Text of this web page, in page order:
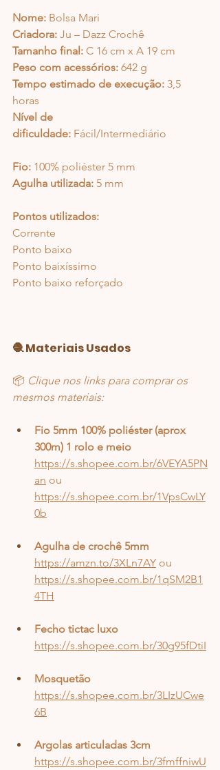
Nome: Bolsa Mari
Criadora: Ju – Dazz Crochê
Tamanho final: C 16 cm x A 19 cm
Peso com acessórios: 642 g
Tempo estimado de execução: 3,5
horas
Nível de
dificuldade: Fácil/Intermediário
Fio: 100% poliéster 5 mm
Agulha utilizada: 5 mm
Pontos utilizados:
Corrente
Ponto baixo
Ponto baixíssimo
Ponto baixo reforçado
🧶 Materiais Usados
📦 Clique nos links para comprar os
mesmos materiais:
Fio 5mm 100% poliéster (aprox
300m) 1 rolo e meio
https://s.shopee.com.br/6VEYA5PN
an ou
https://s.shopee.com.br/1VpsCwLY
0b
Agulha de crochê 5mm
https://amzn.to/3XLn7AY ou
https://s.shopee.com.br/1qSM2B1
4TH
Fecho tictac luxo
https://s.shopee.com.br/30g95fDtiI
Mosquetão
https://s.shopee.com.br/3LIzUCwe
6B
Argolas articuladas 3cm
https://s.shopee.com.br/3fmffniwU